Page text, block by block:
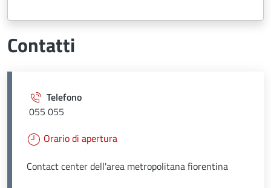
Contatti
Telefono
055 055
Orario di apertura
Contact center dell'area metropolitana fiorentina